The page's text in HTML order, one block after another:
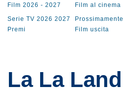
Film 2026 - 2027 Film al cinema
Serie TV 2026 2027 Prossimamente
Premi
Film uscita
La La Land